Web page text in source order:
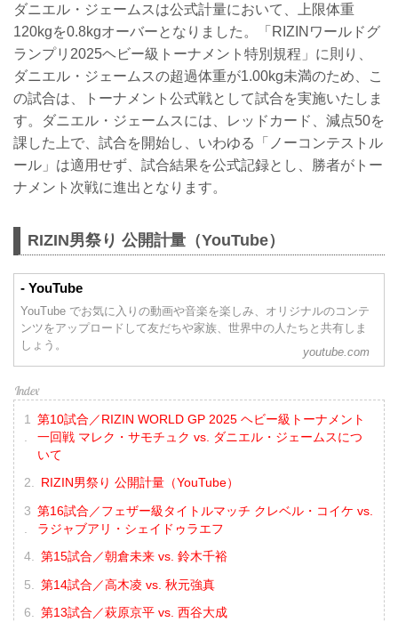
ダニエル・ジェームスは公式計量において、上限体重
120kgを0.8kgオーバーとなりました。「RIZINワールドグ
ランプリ2025ヘビー級トーナメント特別規程」に則り、
ダニエル・ジェームスの超過体重が1.00kg未満のため、こ
の試合は、トーナメント公式戦として試合を実施いたしま
す。ダニエル・ジェームスには、レッドカード、減点50を
課した上で、試合を開始し、いわゆる「ノーコンテストル
ール」は適用せず、試合結果を公式記録とし、勝者がトー
ナメント次戦に進出となります。
RIZIN男祭り 公開計量（YouTube）
- YouTube
YouTube でお気に入りの動画や音楽を楽しみ、オリジナルのコンテ
ンツをアップロードして友だちや家族、世界中の人たちと共有しま
しょう。
youtube.com
第10試合／RIZIN WORLD GP 2025 ヘビー級トーナメント
一回戦 マレク・サモチュク vs. ダニエル・ジェームスにつ
いて
RIZIN男祭り 公開計量（YouTube）
第16試合／フェザー級タイトルマッチ クレベル・コイケ vs.
ラジャブアリ・シェイドゥラエフ
第15試合／朝倉未来 vs. 鈴木千裕
第14試合／高木凌 vs. 秋元強真
第13試合／萩原京平 vs. 西谷大成